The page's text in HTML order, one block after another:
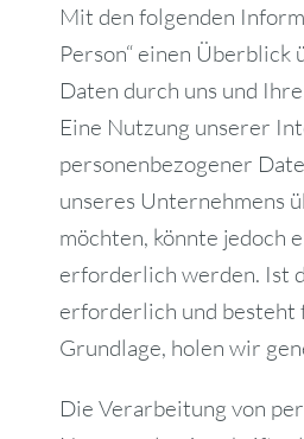
Mit den folgenden
Person“ einen
Daten durch uns und
Eine Nutzung unserer
personenbezogener
unseres Unternehmens
möchten, könnte jedoch
erforderlich werden. Ist
erforderlich und besteht
Grundlage, holen wir
Die Verarbeitung von